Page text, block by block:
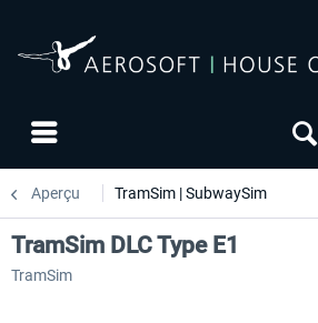
Aperçu TramSim | SubwaySim
TramSim DLC Type E1
TramSim